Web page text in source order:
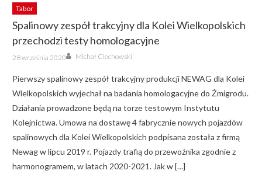
Tabor
Spalinowy zespół trakcyjny dla Kolei Wielkopolskich
przechodzi testy homologacyjne
Posted
on
28 września 2020 Author
Michał Ciechowski
Pierwszy spalinowy zespół trakcyjny produkcji NEWAG dla Kolei
Wielkopolskich wyjechał na badania homologacyjne do Żmigrodu.
Działania prowadzone będą na torze testowym Instytutu
Kolejnictwa. Umowa na dostawę 4 fabrycznie nowych pojazdów
spalinowych dla Kolei Wielkopolskich podpisana została z firmą
Newag w lipcu 2019 r. Pojazdy trafią do przewoźnika zgodnie z
harmonogramem, w latach 2020-2021. Jak w […]